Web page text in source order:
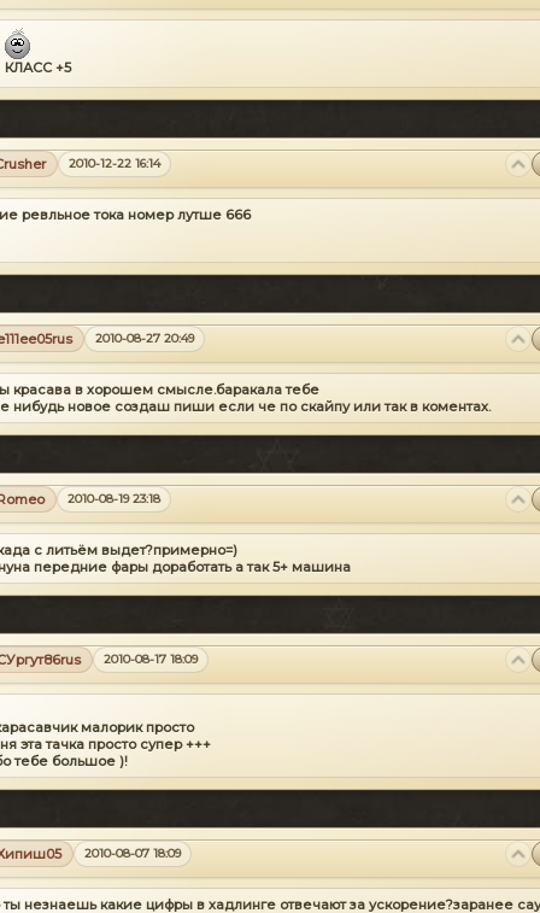
КЛАСС +5
2010-12-22 16:14
ревльное тока номер лутше 666
2010-08-27 20:49
красава в хорошем смысле.баракала тебе
нибудь новое создаш пиши если че по скайпу или так в коментах.
2010-08-19 23:18
с литьём выдет?примерно=)
передние фары доработать а так 5+ машина
2010-08-17 18:09
малорик просто
эта тачка просто супер +++
тебе большое )!
2010-08-07 18:09
ты незнаешь какие цифры в хадлинге отвечают за ускорение?заранее